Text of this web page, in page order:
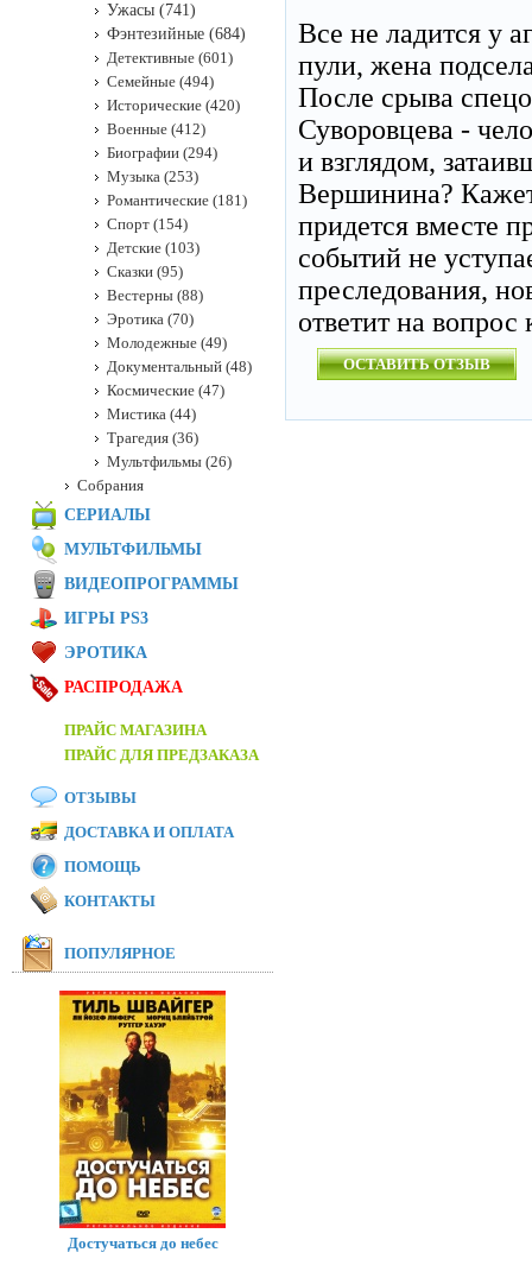
Все не ладится у
пули, жена
После срыва
Суворовцева -
и взглядом,
Вершинина?
придется вместе
событий не
преследования,
ответит на вопрос
ОСТАВИТЬ ОТЗЫВ
Ужасы (741)
Фэнтезийные (684)
Детективные (601)
Семейные (494)
Исторические (420)
Военные (412)
Биографии (294)
Музыка (253)
Романтические (181)
Спорт (154)
Детские (103)
Сказки (95)
Вестерны (88)
Эротика (70)
Молодежные (49)
Документальный (48)
Космические (47)
Мистика (44)
Трагедия (36)
Мультфильмы (26)
Собрания
СЕРИАЛЫ
МУЛЬТФИЛЬМЫ
ВИДЕОПРОГРАММЫ
ИГРЫ PS3
ЭРОТИКА
РАСПРОДАЖА
ПРАЙС МАГАЗИНА
ПРАЙС ДЛЯ ПРЕДЗАКАЗА
ОТЗЫВЫ
ДОСТАВКА И ОПЛАТА
ПОМОЩЬ
КОНТАКТЫ
ПОПУЛЯРНОЕ
Достучаться до небес